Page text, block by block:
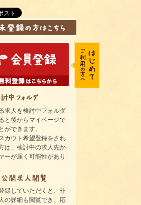
求人を検討中フォルダ
と後からマイページで
ができます。
カウト希望登録をされ
は、検討中の求人先か
ーが届く可能性があり
録していただくと、非
の詳細も閲覧でき、応